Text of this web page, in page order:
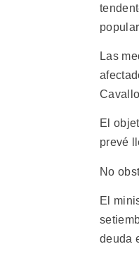
Las
El
prevé
No
El
deuda